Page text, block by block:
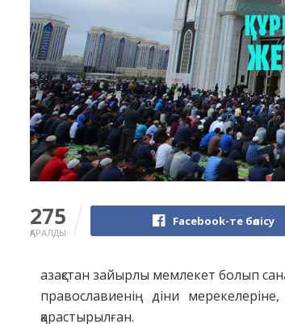
275
ҚАРАЛДЫ
Facebook-те бөлісу
азақстан зайырлы мемлекет болып
православиенің діни
қарастырылған.